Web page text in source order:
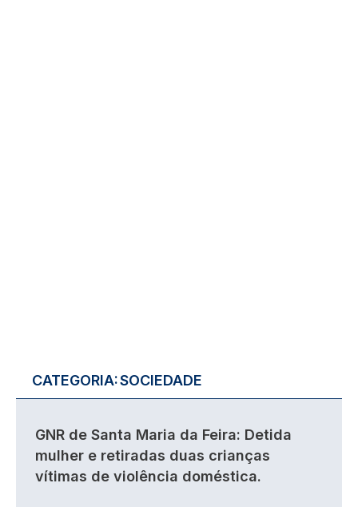
CATEGORIA:SOCIEDADE
GNR de Santa Maria da Feira: Detida
mulher e retiradas duas crianças
vítimas de violência doméstica.